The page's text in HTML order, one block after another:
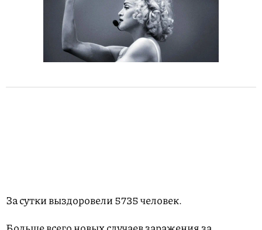
За сутки выздоровели 5735 человек.